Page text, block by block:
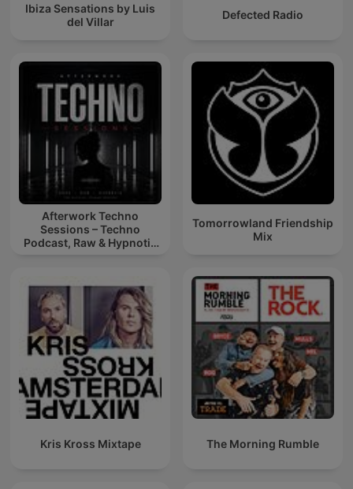
Ibiza Sensations by Luis
del Villar
Defected Radio
Afterwork Techno
Sessions – Techno
Podcast, Raw & Hypnotic
Tomorrowland Friendship
Mix
Kris Kross Mixtape The Morning Rumble